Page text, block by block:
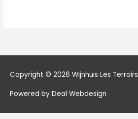
Copyright © 2026 Wijnhuis Les Terroirs
Powered by Deal Webdesign